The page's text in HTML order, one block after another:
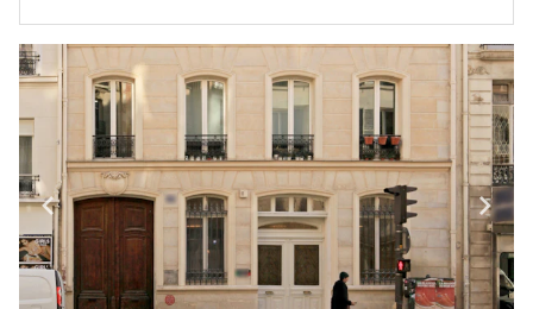
Show previous slide